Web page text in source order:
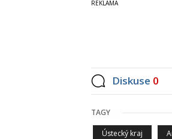
Diskuse 0
TAGY
Ústecký kraj